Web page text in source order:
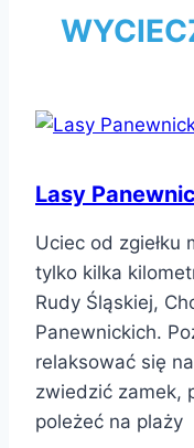
Lasy
Uciec od zgiełku
tylko kilka
Rudy Śląskiej,
Panewnickich.
relaksować się
zwiedzić zamek,
poleżeć na plaży